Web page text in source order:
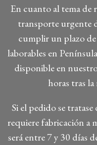
En cuanto al tema de
transporte urgente
cumplir un plazo
laborables en
disponible en
horas tras
Si el pedido se tratase
requiere fabricación a
será entre 7 y 30 días